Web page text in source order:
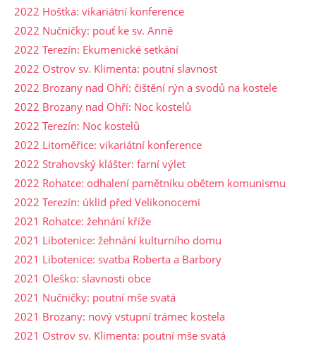
2022 Hoštka: vikariátní konference
2022 Nučničky: pouť ke sv. Anně
2022 Terezín: Ekumenické setkání
2022 Ostrov sv. Klimenta: poutní slavnost
2022 Brozany nad Ohří: čištění rýn a svodů na kostele
2022 Brozany nad Ohří: Noc kostelů
2022 Terezín: Noc kostelů
2022 Litoměřice: vikariátní konference
2022 Strahovský klášter: farní výlet
2022 Rohatce: odhalení pamětníku obětem komunismu
2022 Terezín: úklid před Velikonocemi
2021 Rohatce: žehnání kříže
2021 Libotenice: žehnání kulturního domu
2021 Libotenice: svatba Roberta a Barbory
2021 Oleško: slavnosti obce
2021 Nučničky: poutní mše svatá
2021 Brozany: nový vstupní trámec kostela
2021 Ostrov sv. Klimenta: poutní mše svatá